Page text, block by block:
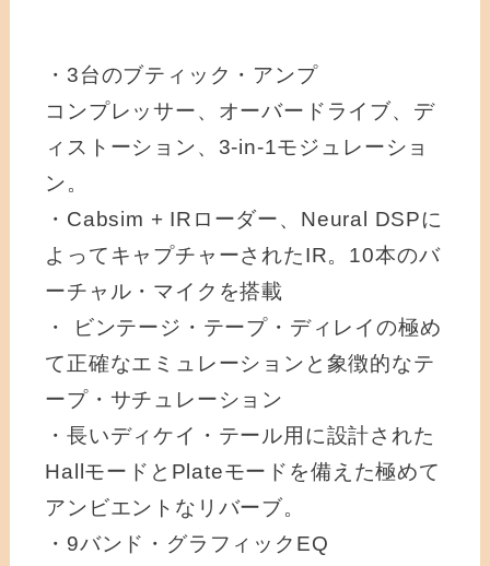
・3台のブティック・アンプ
コンプレッサー、オーバードライブ、デ
ィストーション、3-in-1モジュレーショ
ン。
・Cabsim + IRローダー、Neural DSPに
よってキャプチャーされたIR。10本のバ
ーチャル・マイクを搭載
・ ビンテージ・テープ・ディレイの極め
て正確なエミュレーションと象徴的なテ
ープ・サチュレーション
・長いディケイ・テール用に設計された
HallモードとPlateモードを備えた極めて
アンビエントなリバーブ。
・9バンド・グラフィックEQ